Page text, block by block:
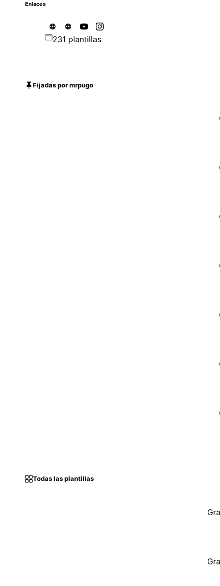
Enlaces
231 plantillas
Fijadas por mrpugo
Todas las plantillas